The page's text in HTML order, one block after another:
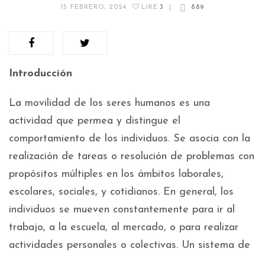
15 FEBRERO, 2024 LIKE3 889
Introducción
La movilidad de los seres humanos es una
actividad que permea y distingue el
comportamiento de los individuos. Se asocia con la
realización de tareas o resolución de problemas con
propósitos múltiples en los ámbitos laborales,
escolares, sociales, y cotidianos. En general, los
individuos se mueven constantemente para ir al
trabajo, a la escuela, al mercado, o para realizar
actividades personales o colectivas. Un sistema de